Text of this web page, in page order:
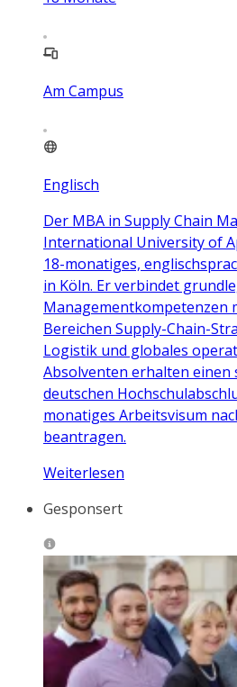
Am Campus
Englisch
Der MBA in Supply Chain
International University of
18-monatiges,
in Köln. Er verbindet
Managementkompetenzen
Bereichen Supply-Chain-
Logistik und globales
Absolventen erhalten
deutschen
monatiges Arbeitsvisum
beantragen.
Weiterlesen
Gesponsert